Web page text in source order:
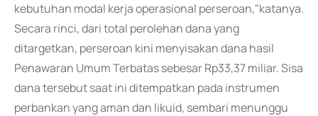
kebutuhan modal kerja operasional perseroan,"katanya.
Secara rinci, dari total perolehan dana yang
ditargetkan, perseroan kini menyisakan dana hasil
Penawaran Umum Terbatas sebesar Rp33,37 miliar. Sisa
dana tersebut saat ini ditempatkan pada instrumen
perbankan yang aman dan likuid, sembari menunggu